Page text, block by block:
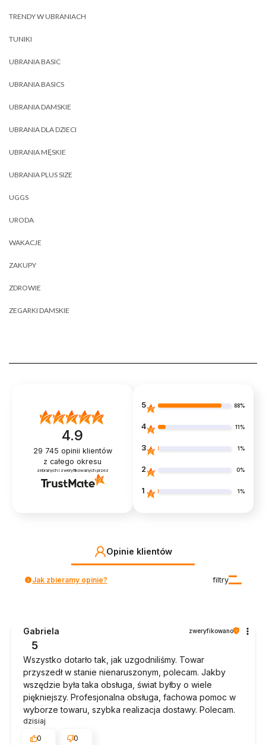
TRENDY W UBRANIACH
TUNIKI
UBRANIA BASIC
UBRANIA BASICS
UBRANIA DAMSKIE
UBRANIA DLA DZIECI
UBRANIA MĘSKIE
UBRANIA PLUS SIZE
UGGS
URODA
WAKACJE
ZAKUPY
ZDROWIE
ZEGARKI DAMSKIE
4.9
29 745 opinii klientów
z całego okresu
zebranych i zweryfikowanych przez
5 88%
4 11%
3 1%
2 0%
1 1%
Opinie klientów
filtry
Jak zbieramy opinie?
Gabriela zweryfikowano
5
Wszystko dotarło tak, jak uzgodniliśmy. Towar
przyszedł w stanie nienaruszonym, polecam. Jakby
wszędzie była taka obsługa, świat byłby o wiele
piękniejszy. Profesjonalna obsługa, fachowa pomoc w
wyborze towaru, szybka realizacja dostawy. Polecam.
dzisiaj
0
0